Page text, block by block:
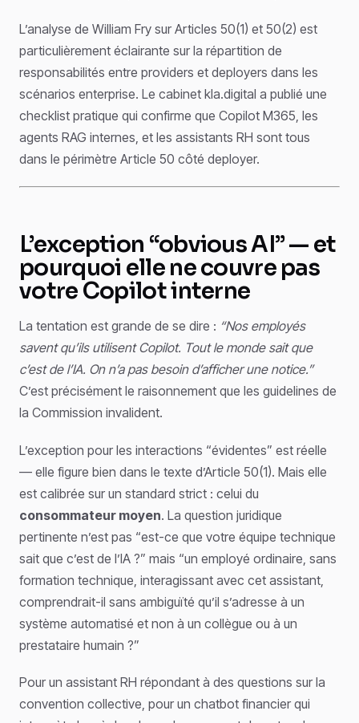
L’analyse de William Fry sur Articles 50(1) et 50(2) est
particulièrement éclairante sur la répartition de
responsabilités entre providers et deployers dans les
scénarios enterprise. Le cabinet kla.digital a publié une
checklist pratique qui confirme que Copilot M365, les
agents RAG internes, et les assistants RH sont tous
dans le périmètre Article 50 côté deployer.
L’exception “obvious AI” — et
pourquoi elle ne couvre pas
votre Copilot interne
La tentation est grande de se dire : “Nos employés
savent qu’ils utilisent Copilot. Tout le monde sait que
c’est de l’IA. On n’a pas besoin d’afficher une notice.”
C’est précisément le raisonnement que les guidelines de
la Commission invalident.
L’exception pour les interactions “évidentes” est réelle
— elle figure bien dans le texte d’Article 50(1). Mais elle
est calibrée sur un standard strict : celui du
consommateur moyen. La question juridique
pertinente n’est pas “est-ce que votre équipe technique
sait que c’est de l’IA ?” mais “un employé ordinaire, sans
formation technique, interagissant avec cet assistant,
comprendrait-il sans ambiguïté qu’il s’adresse à un
système automatisé et non à un collègue ou à un
prestataire humain ?”
Pour un assistant RH répondant à des questions sur la
convention collective, pour un chatbot financier qui